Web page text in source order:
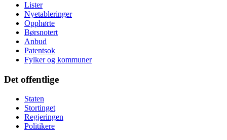
Lister
Nyetableringer
Opphørte
Børsnotert
Anbud
Patentsok
Fylker og kommuner
Det offentlige
Staten
Stortinget
Regjeringen
Politikere